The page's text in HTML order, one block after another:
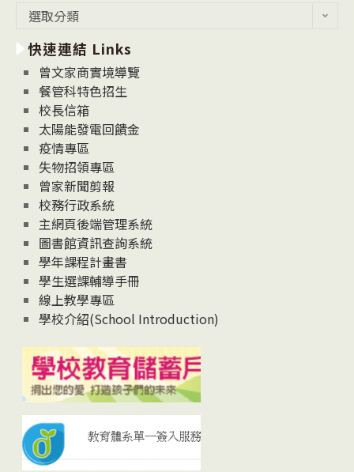
消
息
News
選取分類
快速連結 Links
曾文家商實境導覽
餐管科特色招生
校長信箱
太陽能發電回饋金
疫情專區
失物招領專區
曾家新聞剪報
校務行政系統
主網頁後端管理系統
圖書館資訊查詢系統
學年課程計畫書
學生選課輔導手冊
線上教學專區
學校介紹(School Introduction)